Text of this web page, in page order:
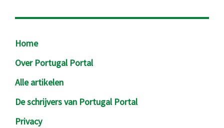
Footer
Home
Over Portugal Portal
Alle artikelen
De schrijvers van Portugal Portal
Privacy